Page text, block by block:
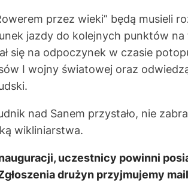
przez wieki” będą musieli
jazdy do kolejnych punktów
się na odpoczynek w czasie
I wojny światowej oraz
nad Sanem przystało, nie
wikliniarstwa.
uczestnicy powinni
drużyn przyjmujemy